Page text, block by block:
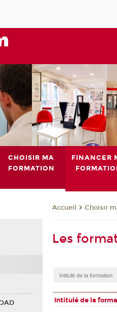
CHOISIR MA
FORMATION
FINANCER
Accueil Choisir
Les
Intitulé de la